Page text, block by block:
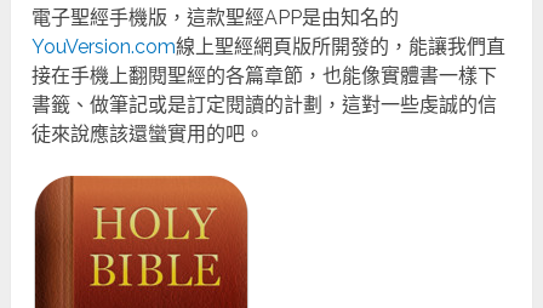
電子聖經手機版，這款聖經APP是由知名的
YouVersion.com線上聖經網頁版所開發的，能讓我們直
接在手機上翻閱聖經的各篇章節，也能像實體書一樣下
書籤、做筆記或是訂定閱讀的計劃，這對一些虔誠的信
徒來說應該還蠻實用的吧。